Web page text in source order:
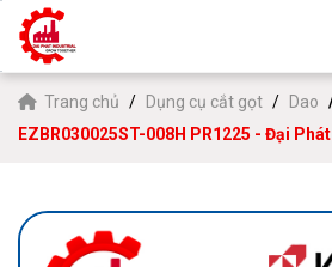
Trang chủ Dụng cụ cắt gọt Dao
EZBR030025ST-008H PR1225 - Đại Phát